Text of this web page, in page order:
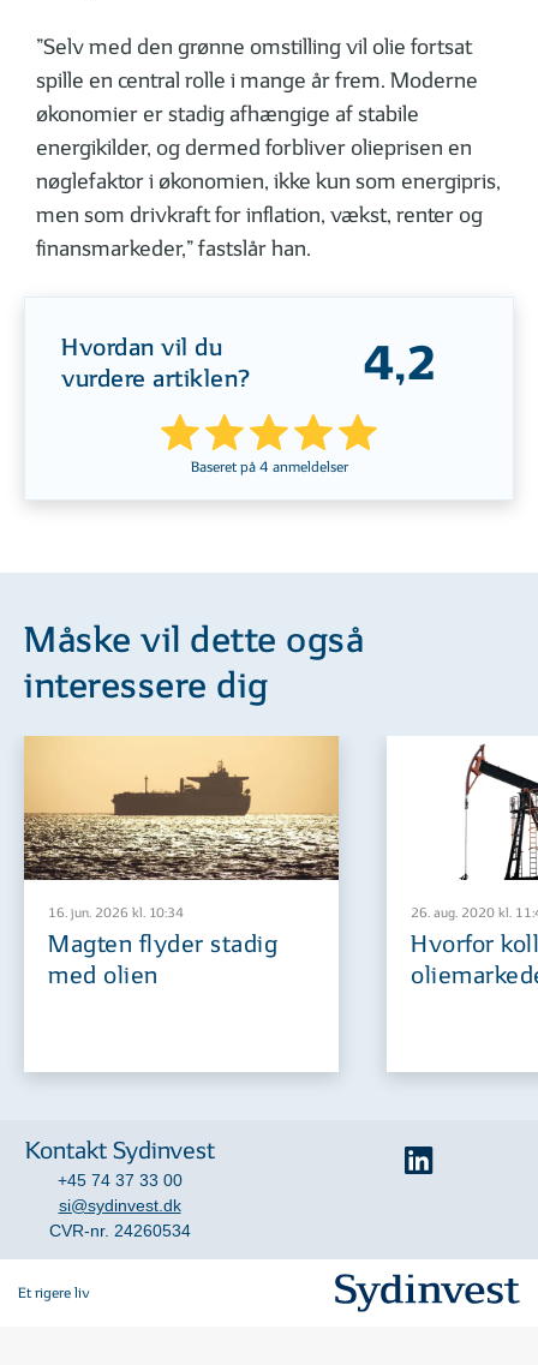
”Selv med den grønne omstilling vil olie fortsat
spille en central rolle i mange år frem. Moderne
økonomier er stadig afhængige af stabile
energikilder, og dermed forbliver olieprisen en
nøglefaktor i økonomien, ikke kun som energipris,
men som drivkraft for inflation, vækst, renter og
finansmarkeder,” fastslår han.
Hvordan vil du
vurdere artiklen?
4,2
Baseret på 4 anmeldelser
Måske vil dette også
interessere dig
16. jun. 2026 kl. 10:34
Magten flyder stadig
med olien
26. aug. 2020 kl.
Hvorfor
Kontakt Sydinvest
+45 74 37 33 00
si@sydinvest.dk
CVR-nr. 24260534
Et rigere liv